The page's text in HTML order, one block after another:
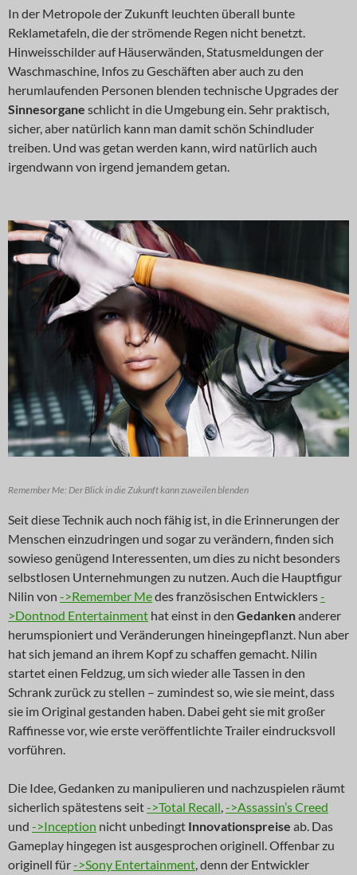
In der Metropole der Zukunft leuchten überall bunte
Reklametafeln, die der strömende Regen nicht benetzt.
Hinweisschilder auf Häuserwänden, Statusmeldungen der
Waschmaschine, Infos zu Geschäften aber auch zu den
herumlaufenden Personen blenden technische Upgrades der
Sinnesorgane schlicht in die Umgebung ein. Sehr praktisch,
sicher, aber natürlich kann man damit schön Schindluder
treiben. Und was getan werden kann, wird natürlich auch
irgendwann von irgend jemandem getan.
Remember Me: Der Blick in die Zukunft kann zuweilen blenden
Seit diese Technik auch noch fähig ist, in die Erinnerungen der
Menschen einzudringen und sogar zu verändern, finden sich
sowieso genügend Interessenten, um dies zu nicht besonders
selbstlosen Unternehmungen zu nutzen. Auch die Hauptfigur
Nilin von ->Remember Medes französischen Entwicklers-
>Dontnod Entertainment hat einst in den Gedankenanderer
herumspioniert und Veränderungen hineingepflanzt. Nun aber
hat sich jemand an ihrem Kopf zu schaffen gemacht. Nilin
startet einen Feldzug, um sich wieder alle Tassen in den
Schrank zurück zu stellen – zumindest so, wie sie meint, dass
sie im Original gestanden haben. Dabei geht sie mit großer
Raffinesse vor, wie erste veröffentlichte Trailer eindrucksvoll
vorführen.
Die Idee, Gedanken zu manipulieren und nachzuspielen räumt
sicherlich spätestens seit->Total Recall,->Assassin’s Creed
und ->Inception nicht unbedingt Innovationspreise ab. Das
Gameplay hingegen ist ausgesprochen originell. Offenbar zu
originell für->Sony Entertainment, denn der Entwickler